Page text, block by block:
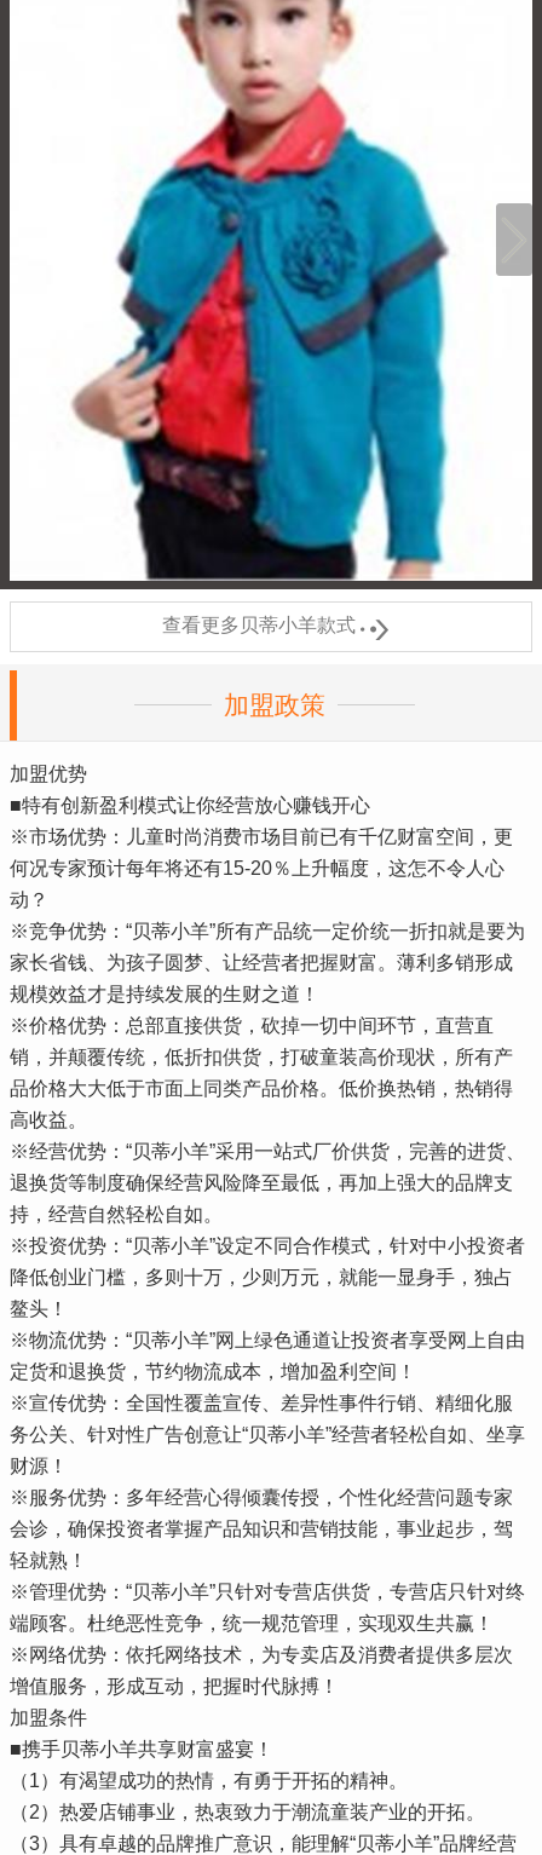
查看更多贝蒂小羊款式
加盟政策
加盟优势
■特有创新盈利模式让你经营放心赚钱开心
※市场优势：儿童时尚消费市场目前已有千亿财富空间，更
何况专家预计每年将还有15-20％上升幅度，这怎不令人心
动？
※竞争优势：“贝蒂小羊”所有产品统一定价统一折扣就是要为
家长省钱、为孩子圆梦、让经营者把握财富。薄利多销形成
规模效益才是持续发展的生财之道！
※价格优势：总部直接供货，砍掉一切中间环节，直营直
销，并颠覆传统，低折扣供货，打破童装高价现状，所有产
品价格大大低于市面上同类产品价格。低价换热销，热销得
高收益。
※经营优势：“贝蒂小羊”采用一站式厂价供货，完善的进货、
退换货等制度确保经营风险降至最低，再加上强大的品牌支
持，经营自然轻松自如。
※投资优势：“贝蒂小羊”设定不同合作模式，针对中小投资者
降低创业门槛，多则十万，少则万元，就能一显身手，独占
鳌头！
※物流优势：“贝蒂小羊”网上绿色通道让投资者享受网上自由
定货和退换货，节约物流成本，增加盈利空间！
※宣传优势：全国性覆盖宣传、差异性事件行销、精细化服
务公关、针对性广告创意让“贝蒂小羊”经营者轻松自如、坐享
财源！
※服务优势：多年经营心得倾囊传授，个性化经营问题专家
会诊，确保投资者掌握产品知识和营销技能，事业起步，驾
轻就熟！
※管理优势：“贝蒂小羊”只针对专营店供货，专营店只针对终
端顾客。杜绝恶性竞争，统一规范管理，实现双生共赢！
※网络优势：依托网络技术，为专卖店及消费者提供多层次
增值服务，形成互动，把握时代脉搏！
加盟条件
■携手贝蒂小羊共享财富盛宴！
（1）有渴望成功的热情，有勇于开拓的精神。
（2）热爱店铺事业，热衷致力于潮流童装产业的开拓。
（3）具有卓越的品牌推广意识，能理解“贝蒂小羊”品牌经营